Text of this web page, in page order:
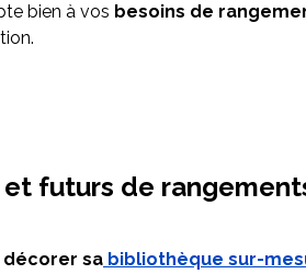
bien à vos besoins de
futurs de
décorer sa bibliothèque sur-